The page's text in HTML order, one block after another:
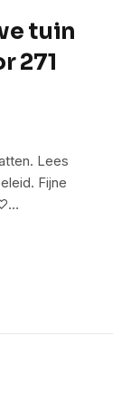
tuin
271
Lees
Fijne